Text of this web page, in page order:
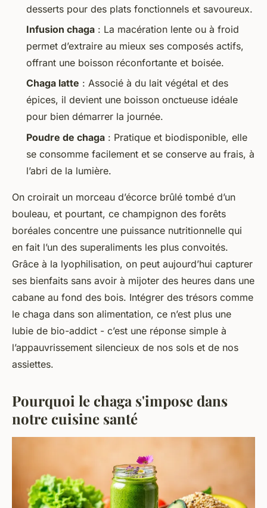
desserts pour des plats fonctionnels et savoureux.
Infusion chaga : La macération lente ou à froid
permet d’extraire au mieux ses composés actifs,
offrant une boisson réconfortante et boisée.
Chaga latte : Associé à du lait végétal et des
épices, il devient une boisson onctueuse idéale
pour bien démarrer la journée.
Poudre de chaga : Pratique et biodisponible, elle
se consomme facilement et se conserve au frais, à
l’abri de la lumière.
On croirait un morceau d’écorce brûlé tombé d’un
bouleau, et pourtant, ce champignon des forêts
boréales concentre une puissance nutritionnelle qui
en fait l’un des superaliments les plus convoités.
Grâce à la lyophilisation, on peut aujourd’hui capturer
ses bienfaits sans avoir à mijoter des heures dans une
cabane au fond des bois. Intégrer des trésors comme
le chaga dans son alimentation, ce n’est plus une
lubie de bio-addict - c’est une réponse simple à
l’appauvrissement silencieux de nos sols et de nos
assiettes.
Pourquoi le chaga s'impose dans
notre cuisine santé